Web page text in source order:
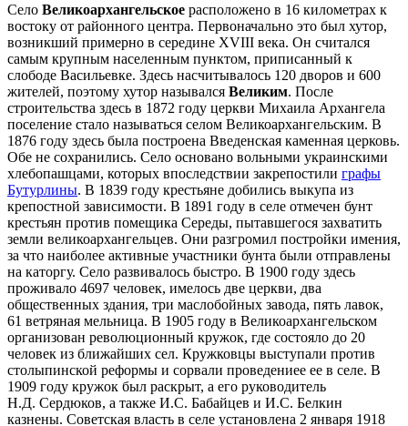
Село Великоархангельское расположено в 16 километрах к
востоку от районного центра. Первоначально это был хутор,
возникший примерно в середине XVIII века. Он считался
самым крупным населенным пунктом, приписанный к
слободе Васильевке. Здесь насчитывалось 120 дворов и 600
жителей, поэтому хутор назывался Великим. После
строительства здесь в 1872 году церкви Михаила Архангела
поселение стало называться селом Великоархангельским. В
1876 году здесь была построена Введенская каменная церковь.
Обе не сохранились. Село основано вольными украинскими
хлебопашцами, которых впоследствии закрепостили графы
Бутурлины. В 1839 году крестьяне добились выкупа из
крепостной зависимости. В 1891 году в селе отмечен бунт
крестьян против помещика Середы, пытавшегося захватить
земли великоархангельцев. Они разгромил постройки имения,
за что наиболее активные участники бунта были отправлены
на каторгу. Село развивалось быстро. В 1900 году здесь
проживало 4697 человек, имелось две церкви, два
общественных здания, три маслобойных завода, пять лавок,
61 ветряная мельница. В 1905 году в Великоархангельском
организован революционный кружок, где состояло до 20
человек из ближайших сел. Кружковцы выступали против
столыпинской реформы и сорвали проведениее ее в селе. В
1909 году кружок был раскрыт, а его руководитель
Н.Д. Сердюков, а также И.С. Бабайцев и И.С. Белкин
казнены. Советская власть в селе установлена 2 января 1918